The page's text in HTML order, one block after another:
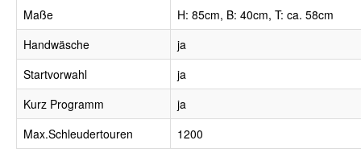
Maße
H: 85cm, B: 40cm, T: ca. 58cm
Handwäsche
ja
Startvorwahl
ja
Kurz Programm
ja
Max.Schleudertouren
1200